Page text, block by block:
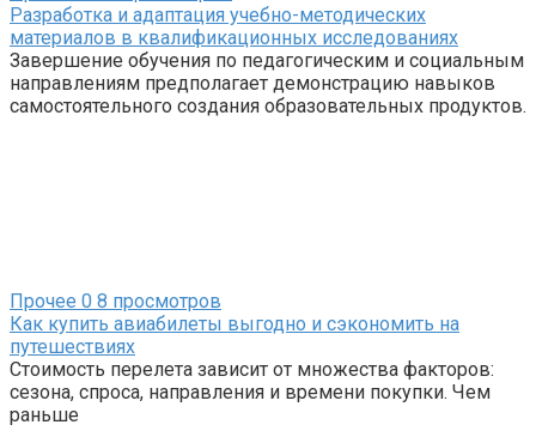
Разработка и адаптация учебно-методических
материалов в квалификационных исследованиях
Завершение обучения по педагогическим и социальным
направлениям предполагает демонстрацию навыков
самостоятельного создания образовательных продуктов.
Прочее 0 8 просмотров
Как купить авиабилеты выгодно и сэкономить на
путешествиях
Стоимость перелета зависит от множества факторов:
сезона, спроса, направления и времени покупки. Чем
раньше